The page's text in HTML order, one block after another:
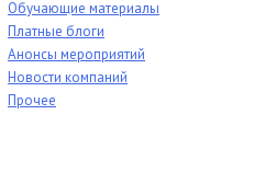
Обучающие материалы
Платные блоги
Анонсы мероприятий
Новости компаний
Прочее